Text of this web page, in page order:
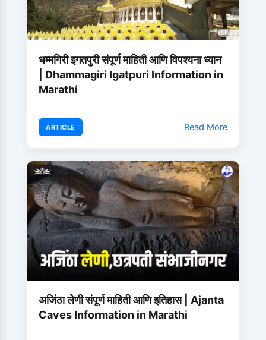
धम्मगिरी इगतपुरी संपूर्ण माहिती आणि विपश्यना ध्यान
| Dhammagiri Igatpuri Information in
Marathi
ARTICLE Read More
अजिंठा लेणी संपूर्ण माहिती आणि इतिहास | Ajanta
Caves Information in Marathi